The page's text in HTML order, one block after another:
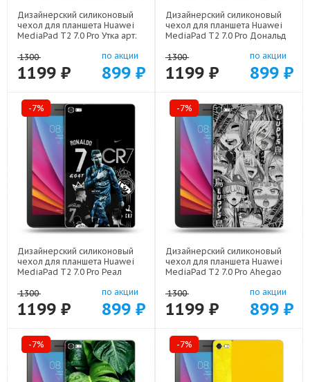
Дизайнерский силиконовый
чехол для планшета Huawei
MediaPad T2 7.0 Pro Утка арт:
1300
1199 ₽
по акции
899 ₽
Дизайнерский силиконовый
чехол для планшета Huawei
MediaPad T2 7.0 Pro Дональд
1300
1199 ₽
по акции
899 ₽
-7%
Дизайнерский силиконовый
чехол для планшета Huawei
MediaPad T2 7.0 Pro Реал
1300
1199 ₽
по акции
899 ₽
-7%
Дизайнерский силиконовый
чехол для планшета Huawei
MediaPad T2 7.0 Pro Ahegao
1300
1199 ₽
по акции
899 ₽
-7% -7%